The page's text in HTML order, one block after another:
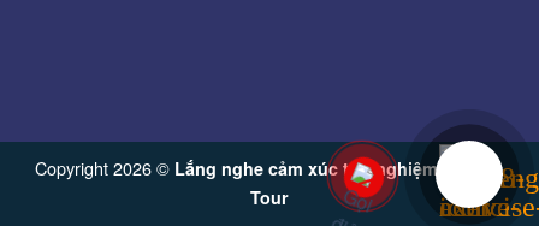
Copyright 2026 © Lắng nghe cảm xúc trải nghiệm từ Vinh
Tour